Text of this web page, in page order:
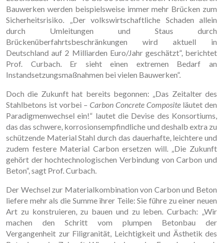
Bauwerken werden beispielsweise immer mehr Brücken zum
Sicherheitsrisiko. „Der volkswirtschaftliche Schaden allein
durch Umleitungen und Staus durch
Brückenüberfahrtsbeschränkungen wird aktuell in
Deutschland auf 2 Milliarden Euro/Jahr geschätzt“, berichtet
Prof. Curbach. Er sieht einen extremen Bedarf an
Instandsetzungsmaßnahmen bei vielen Bauwerken“.
Doch die Zukunft hat bereits begonnen: „Das Zeitalter des
Stahlbetons ist vorbei – Carbon Concrete Composite läutet den
Paradigmenwechsel ein!“ lautet die Devise des Konsortiums,
das das schwere, korrosionsempfindliche und deshalb extra zu
schützende Material Stahl durch das dauerhafte, leichtere und
zudem festere Material Carbon ersetzen will. „Die Zukunft
gehört der hochtechnologischen Verbin­dung von Carbon und
Beton“, sagt Prof. Curbach.
Der Wechsel zur Materialkombination von Carbon und Beton
liefere mehr als die Summe ihrer Teile: Sie führe zu einer neuen
Art zu konstruieren, zu bauen und zu leben. Curbach: „Wir
machen den Schritt vom plumpen Betonbau der
Vergangenheit zur Filigranität, Leichtigkeit und Ästhetik des